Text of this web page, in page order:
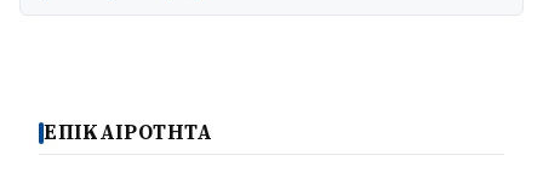
ΕΠΙΚΑΙΡΟΤΗΤΑ